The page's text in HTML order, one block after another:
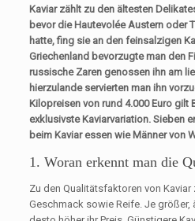
Kaviar zählt zu den ältesten
bevor die Hautevolée Austern oder
hatte, fing sie an den feinsalzigen
Griechenland bevorzugte man den
russische Zaren genossen ihn am
hierzulande servierten man ihn
Kilopreisen von rund 4.000 Euro gilt
exklusivste Kaviarvariation. Sieben
beim Kaviar essen wie Männer von
1. Woran erkennt man die
Zu den Qualitätsfaktoren von Kaviar
Geschmack sowie Reife. Je größer,